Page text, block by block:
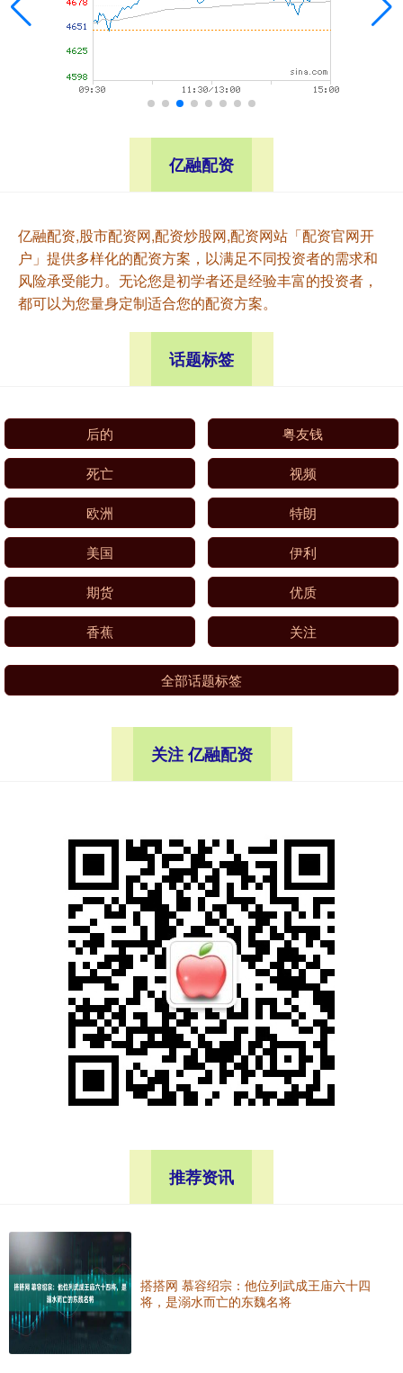
亿融配资
亿融配资,股市配资网,配资炒股网,配资网站「配资官网开
户」提供多样化的配资方案，以满足不同投资者的需求和
风险承受能力。无论您是初学者还是经验丰富的投资者，
都可以为您量身定制适合您的配资方案。
话题标签
后的 粤友钱
死亡 视频
欧洲 特朗
美国 伊利
期货 优质
香蕉 关注
全部话题标签
关注 亿融配资
推荐资讯
搭搭网 慕容绍宗：他位列武成王庙六十四
将，是溺水而亡的东魏名将